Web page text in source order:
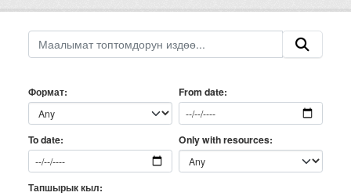
Формат From date
To date Only with resources
Тапшырык кыл